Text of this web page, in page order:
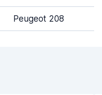
Peugeot 208